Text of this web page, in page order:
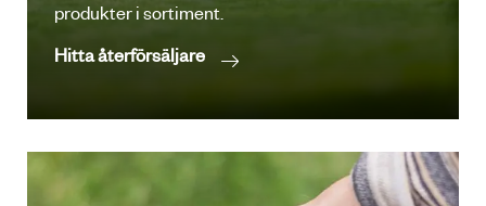
produkter i sortiment.
Hitta återförsäljare